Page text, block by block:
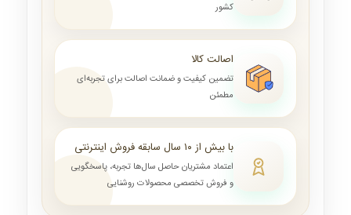
کشور
اصالت کالا
تضمین کیفیت و ضمانت اصالت برای تجربه‌ای
مطمئن
با بیش از ۱۰ سال سابقه فروش اینترنتی
اعتماد مشتریان حاصل سال‌ها تجربه، پاسخگویی
و فروش تخصصی محصولات روشنایی